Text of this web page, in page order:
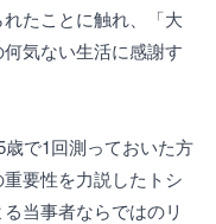
たことに触れ、「大
気ない生活に感謝す
で1回測っておいた方
要性を力説したトシ
当事者ならではのリ